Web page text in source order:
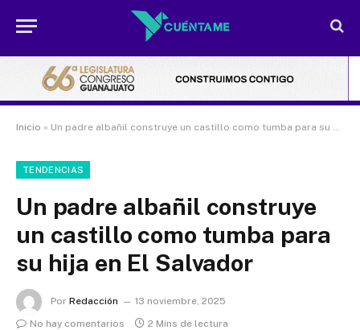
Inicio » Un padre albañil construye un castillo como tumba para su hija en El Salvador
TENDENCIAS
Un padre albañil construye
un castillo como tumba para
su hija en El Salvador
Por Redacción
13 noviembre, 2025
No hay comentarios
2 Mins de lectura